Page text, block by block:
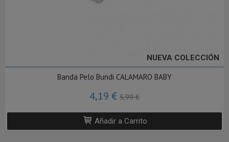
NUEVA COLECCIÓN
Banda Pelo Bundi CALAMARO BABY
4,19 € 5,99 €
Añadir a Carrito